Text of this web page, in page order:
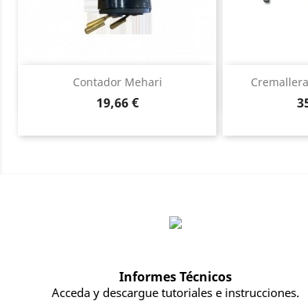
Contador Mehari
Precio
19,66 €
Vista rápida 
Informes Técnicos
Acceda y descargue tutoriales e instrucciones.